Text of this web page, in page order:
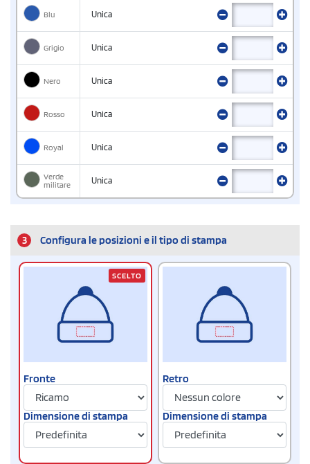
Blu Unica
Grigio Unica
Nero Unica
Rosso Unica
Royal Unica
Verde
militare
Unica
3 Configura le posizioni e il tipo di stampa
Fronte
Dimensione di stampa
SCELTO
Retro
Dimensione di stampa